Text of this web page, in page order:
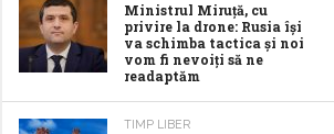
Ministrul Miruță, cu
privire la drone: Rusia își
va schimba tactica și noi
vom fi nevoiți să ne
readaptăm
TIMP LIBER